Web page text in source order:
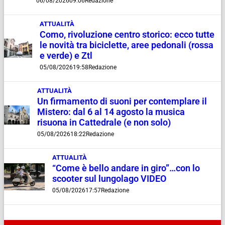
ATTUALITÀ
Como, rivoluzione centro storico: ecco tutte
le novità tra biciclette, aree pedonali (rossa
e verde) e Ztl
05/08/202619:58 Redazione
ATTUALITÀ
Un firmamento di suoni per contemplare il
Mistero: dal 6 al 14 agosto la musica
risuona in Cattedrale (e non solo)
05/08/202618:22Redazione
ATTUALITÀ
“Come è bello andare in giro”…con lo
scooter sul lungolago VIDEO
05/08/202617:57Redazione